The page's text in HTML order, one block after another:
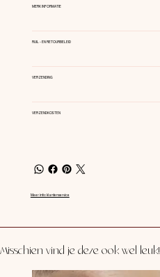
MERK INFORMATIE
RUIL - EN RETOURBELEID
VERZENDING
VERZENDKOSTEN
Meer info: klantenservice
Misschien vind je deze ook wel leuk!